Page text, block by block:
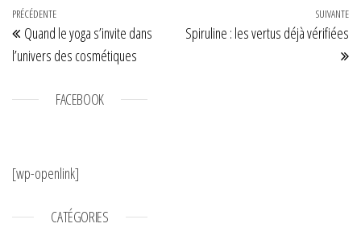
Navigation de l’article
Article précédent
PRÉCÉDENTE
Quand le yoga s’invite dans
l’univers des cosmétiques
SUIVANTE
Spiruline : les vertus déjà vérifiées
FACEBOOK
[wp-openlink]
CATÉGORIES